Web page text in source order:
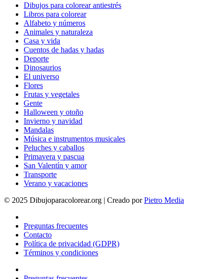
Dibujos para colorear antiestrés
Libros para colorear
Alfabeto y números
Animales y naturaleza
Casa y vida
Cuentos de hadas y hadas
Deporte
Dinosaurios
El universo
Flores
Frutas y vegetales
Gente
Halloween y otoño
Invierno y navidad
Mandalas
Música e instrumentos musicales
Peluches y caballos
Primavera y pascua
San Valentín y amor
Transporte
Verano y vacaciones
© 2025 Dibujoparacolorear.org | Creado porPietro Media
Preguntas frecuentes
Contacto
Política de privacidad (GDPR)
Términos y condiciones